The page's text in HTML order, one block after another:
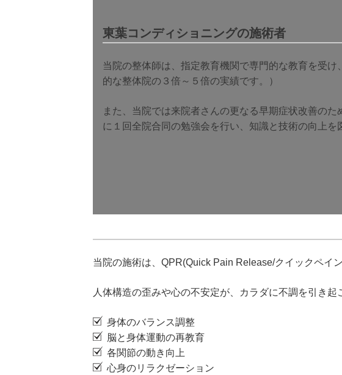
東葉コンディショニングの施術者
当院の整体師は、指定教育機関で専門的な教育を受
的な整体院の３倍～５倍の実績です。）
また、当院では来院者さんの更なる早期症状改善の
に１回全院合同の勉強会を行い、知識と技術の向上を
当院の施術は、QPR(Quick Pain Release/クイックペイ
人体構造の歪みや心の不安定が、カラダに不調を引き起
身体のバランス調整
脳と身体運動の再教育
各関節の動き向上
心身のリラクゼーション